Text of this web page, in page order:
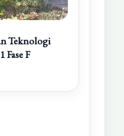
Teknologi
Fase F